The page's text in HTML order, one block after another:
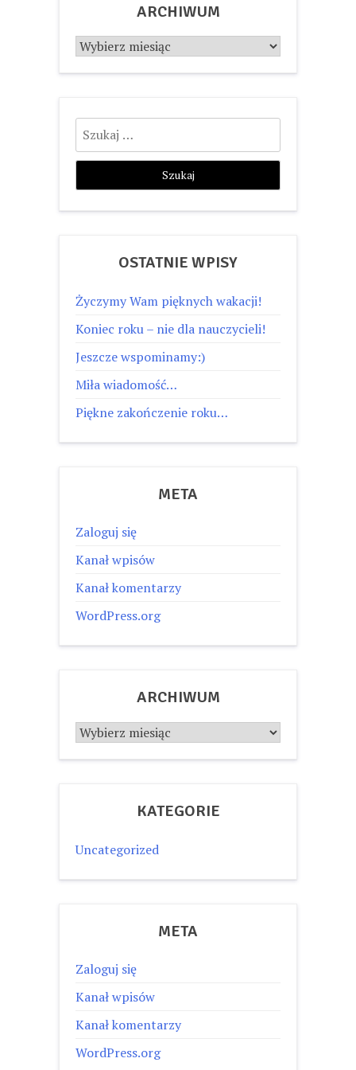
ARCHIWUM
Archiwum
Szukaj:
OSTATNIE WPISY
Życzymy Wam pięknych wakacji!
Koniec roku – nie dla nauczycieli!
Jeszcze wspominamy:)
Miła wiadomość…
Piękne zakończenie roku…
META
Zaloguj się
Kanał wpisów
Kanał komentarzy
WordPress.org
ARCHIWUM
Archiwum
KATEGORIE
Uncategorized
META
Zaloguj się
Kanał wpisów
Kanał komentarzy
WordPress.org